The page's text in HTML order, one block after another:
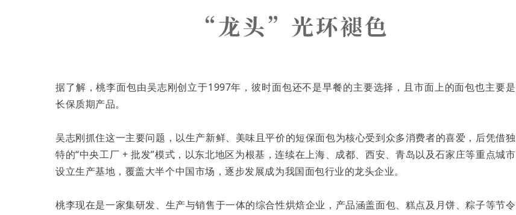
据了解，桃李面包由吴志刚创立于1997年，彼时面包还不是早餐的主要选择，且市面上的面包也主要是
长保质期产品。
吴志刚抓住这一主要问题，以生产新鲜、美味且平价的短保面包为核心受到众多消费者的喜爱，后凭借独
特的“中央工厂 + 批发”模式，以东北地区为根基，连续在上海、成都、西安、青岛以及石家庄等重点城市
设立生产基地，覆盖大半个中国市场，逐步发展成为我国面包行业的龙头企业。
桃李现在是一家集研发、生产与销售于一体的综合性烘焙企业，产品涵盖面包、糕点及月饼、粽子等节令